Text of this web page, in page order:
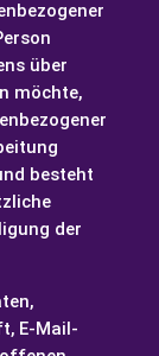
über
möchte,
besteht
der
E-Mail-